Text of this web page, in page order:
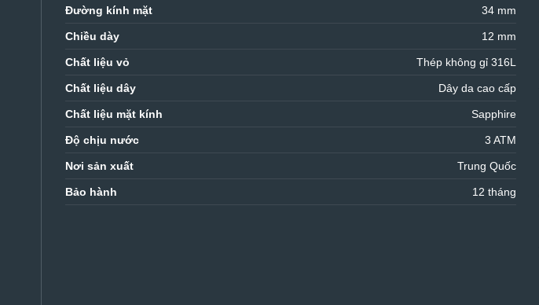
Đường kính mặt 34 mm
Chiều dày 12 mm
Chất liệu vỏ Thép không gỉ 316L
Chất liệu dây Dây da cao cấp
Chất liệu mặt kính Sapphire
Độ chịu nước 3 ATM
Nơi sản xuất Trung Quốc
Bảo hành 12 tháng